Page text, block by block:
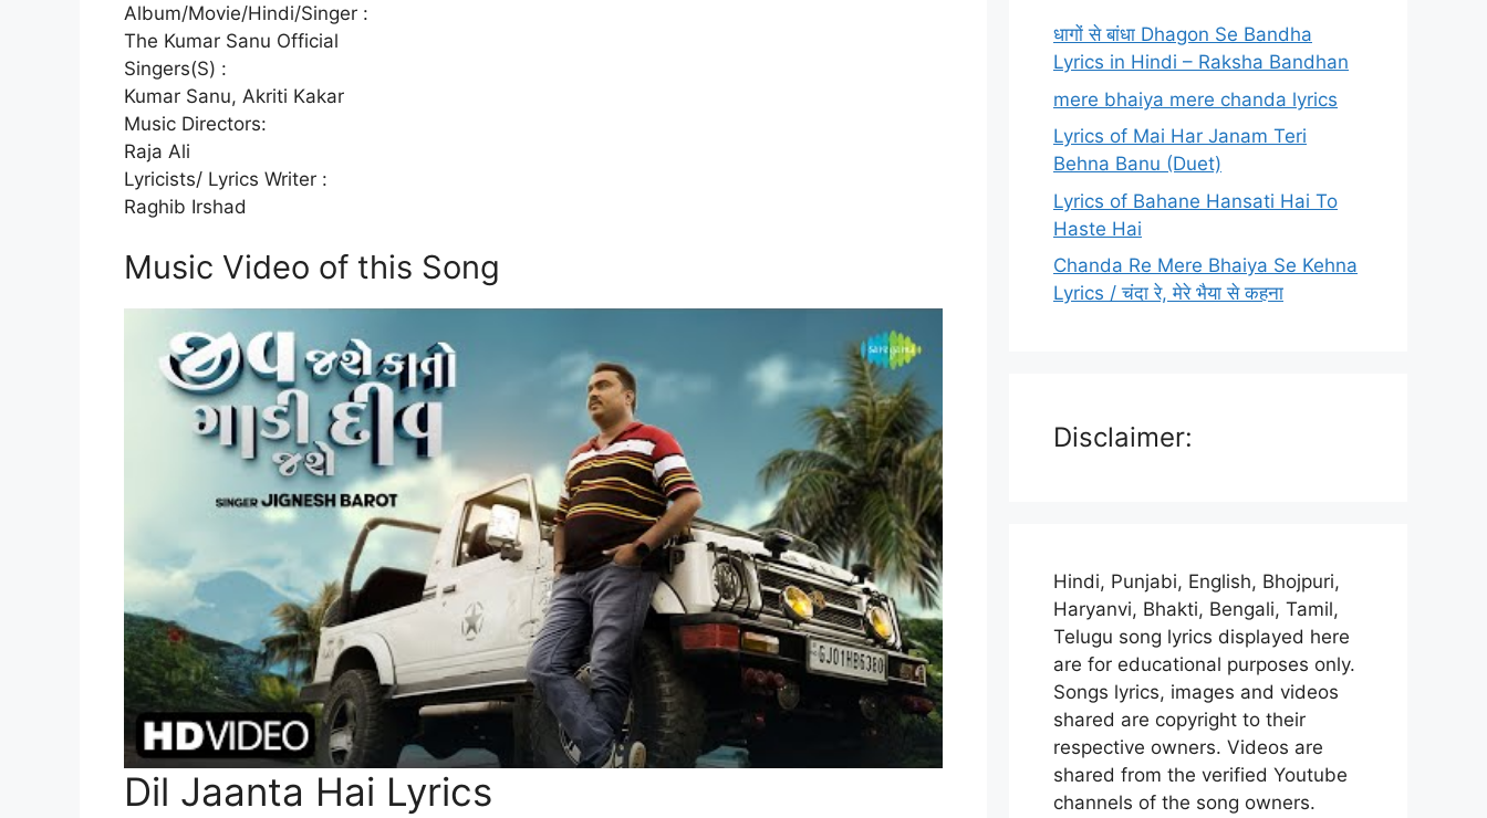
Album/Movie/Hindi/Singer :
The Kumar Sanu Official
Singers(S) :
Kumar Sanu, Akriti Kakar
Music Directors:
Raja Ali
Lyricists/ Lyrics Writer :
Raghib Irshad
Music Video of this Song
Dil Jaanta Hai Lyrics
धागों से बांधा Dhagon Se Bandha
Lyrics in Hindi – Raksha Bandhan
mere bhaiya mere chanda lyrics
Lyrics of Mai Har Janam Teri
Behna Banu (Duet)
Lyrics of Bahane Hansati Hai To
Haste Hai
Chanda Re Mere Bhaiya Se Kehna
Lyrics / चंदा रे, मेरे भैया से कहना
Disclaimer:
Hindi, Punjabi, English, Bhojpuri,
Haryanvi, Bhakti, Bengali, Tamil,
Telugu song lyrics displayed here
are for educational purposes only.
Songs lyrics, images and videos
shared are copyright to their
respective owners. Videos are
shared from the verified Youtube
channels of the song owners.